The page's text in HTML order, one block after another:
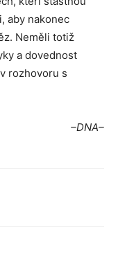
aby nakonec
Neměli totiž
a dovednost
rozhovoru s
–DNA–